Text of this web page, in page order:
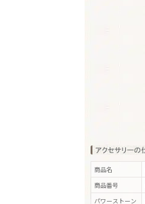
商品名
商品番号
パワーストーン